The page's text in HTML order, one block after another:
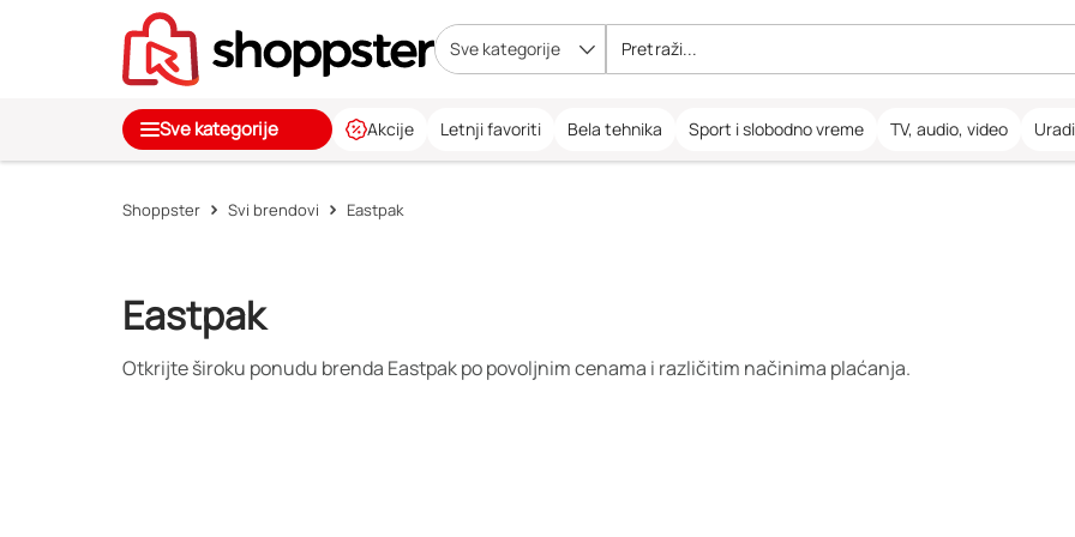
Sve kategorije
Sve kategorije Akcije Letnji favoriti Bela tehnika Sport i slobodno vreme TV, audio, video
Shoppster Svi brendovi Eastpak
Eastpak
Otkrijte široku ponudu brenda Eastpak po povoljnim cenama i različitim načinima plaćanja.